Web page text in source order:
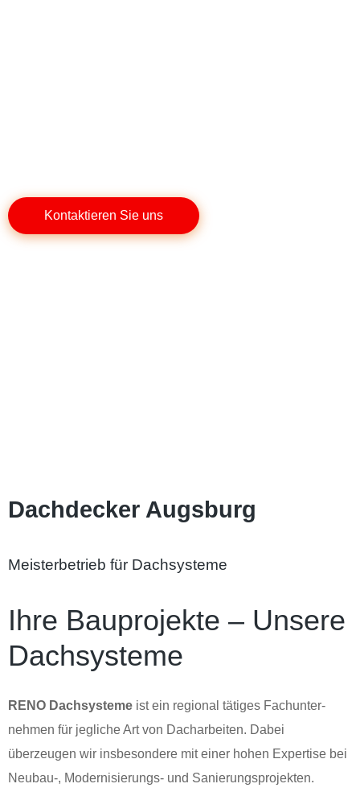
Kontaktieren Sie uns
Dachdecker Augsburg
Meisterbetrieb für Dachsysteme
Ihre Bau­projekte – Unsere
Dach­systeme
RENO Dachsysteme ist ein regional tätiges Fach­unter­
nehmen für jegliche Art von Dach­arbeiten. Dabei
überzeugen wir ins­besondere mit einer hohen Expertise bei
Neubau-, Moderni­sierungs- und Sanierungs­projekten.